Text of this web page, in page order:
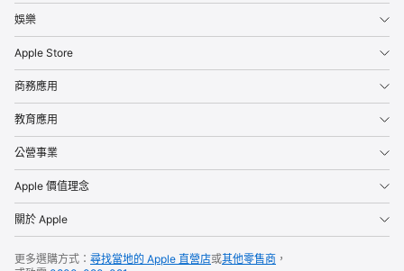
娛樂
Apple Store
商務應用
教育應用
公營事業
Apple 價值理念
關於 Apple
更多選購方式： 尋找當地的 Apple 直營店或其他零售商 ，